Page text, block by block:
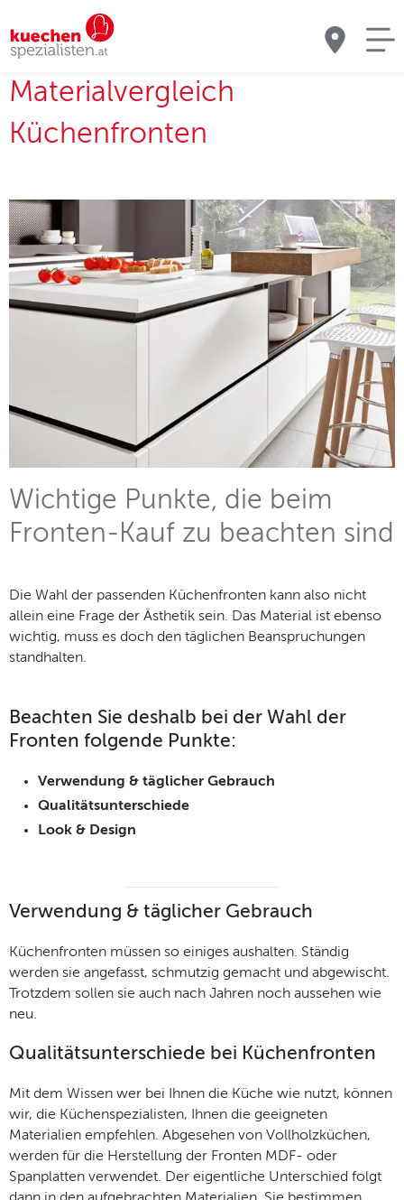
Materialvergleich
Küchenfronten
Wichtige Punkte, die beim
Fronten-Kauf zu beachten sind
Die Wahl der passenden Küchenfronten kann also nicht
allein eine Frage der Ästhetik sein. Das Material ist ebenso
wichtig, muss es doch den täglichen Beanspruchungen
standhalten.
Beachten Sie deshalb bei der Wahl der
Fronten folgende Punkte:
Verwendung & täglicher Gebrauch
Qualitätsunterschiede
Look & Design
Verwendung & täglicher Gebrauch
Küchenfronten müssen so einiges aushalten. Ständig
werden sie angefasst, schmutzig gemacht und abgewischt.
Trotzdem sollen sie auch nach Jahren noch aussehen wie
neu.
Qualitätsunterschiede bei Küchenfronten
Mit dem Wissen wer bei Ihnen die Küche wie nutzt, können
wir, die Küchenspezialisten, Ihnen die geeigneten
Materialien empfehlen. Abgesehen von Vollholzküchen,
werden für die Herstellung der Fronten MDF- oder
Spanplatten verwendet. Der eigentliche Unterschied folgt